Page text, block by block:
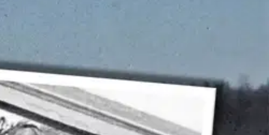
torjuntataistelujen päivinä. Laivueen nuorimpien joukossa Pekan
päivätyön lentokonemoottoriasentajana ja -tarkastajana
veteraaniurheilu-uraan. Lukuisten kultamitalien lisäksi
hän sai Kauhavalla lyhennetyn koulutuksen hävittäjälentäjäksi.
työnsuunnittelun esimiehen tehtävistä Valmet Oy:ltä. Kirjan
pitää kaikin puolin totuudenmukaisina. Kirja ei ole siinä
suoran kurssin kotiin. Kapteeni Pesola otti lentäjät